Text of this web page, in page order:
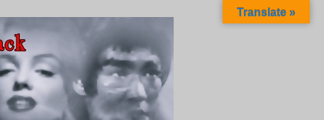
Translate »